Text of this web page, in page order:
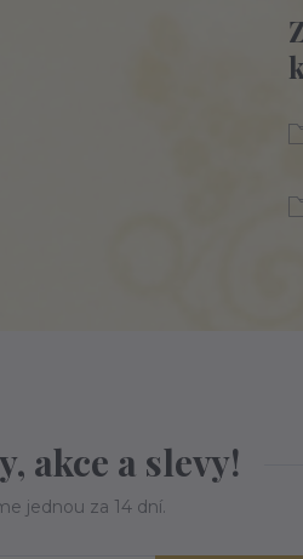
akce a slevy!
jednou za 14 dní.